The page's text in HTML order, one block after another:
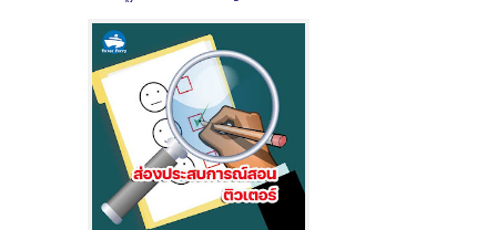
ประโคน @หมู่บ้าน
อยู่เจริญ ต.ตลาด
อ.เมืองมหาสารคาม